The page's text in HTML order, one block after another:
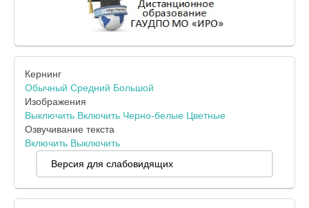
Кернинг
Обычный Средний Большой
Изображения
Выключить Включить Черно-белые Цветные
Озвучивание текста
Включить Выключить
Версия для слабовидящих